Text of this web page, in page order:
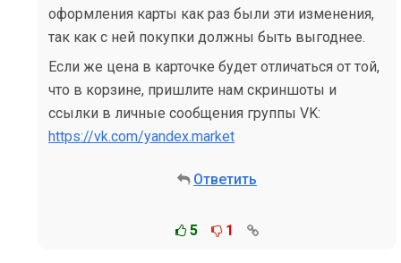
оформления карты как раз были эти изменения,
так как с ней покупки должны быть выгоднее.
Если же цена в карточке будет отличаться от той,
что в корзине, пришлите нам скриншоты и
ссылки в личные сообщения группы VK:
https://vk.com/yandex.market
Ответить
5 1